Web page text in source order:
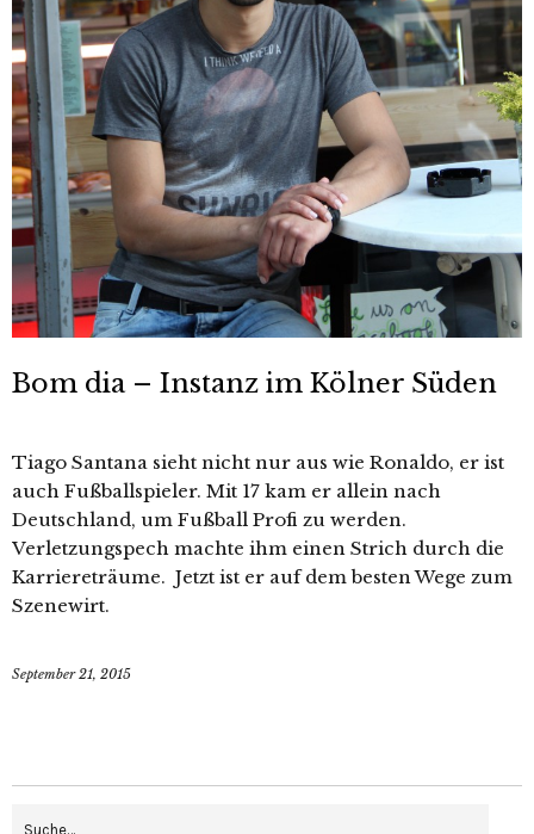
Bom dia – Instanz im Kölner Süden
Tiago Santana sieht nicht nur aus wie Ronaldo, er ist
auch Fußballspieler. Mit 17 kam er allein nach
Deutschland, um Fußball Profi zu werden.
Verletzungspech machte ihm einen Strich durch die
Karriereträume. Jetzt ist er auf dem besten Wege zum
Szenewirt.
September 21, 2015